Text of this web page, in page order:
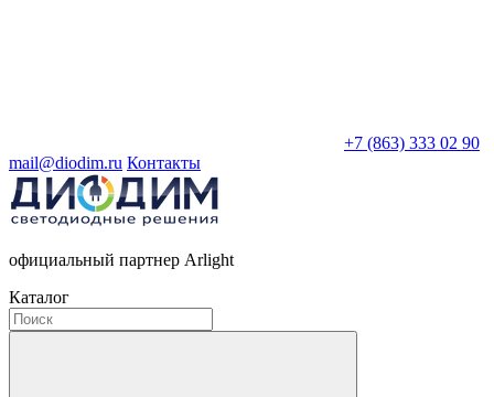
+7 (863) 333 02 90
mail@diodim.ru Контакты
официальный партнер Arlight
Каталог